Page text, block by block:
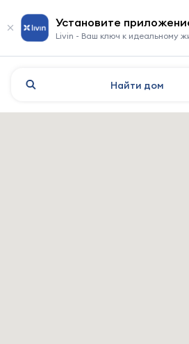
Установите
Livin - Ваш ключ к идеальному
Найти дом
Guadalajara: